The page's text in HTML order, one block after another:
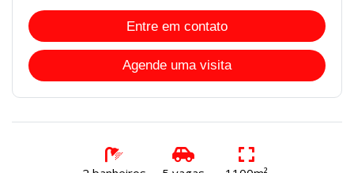
Entre em contato
Agende uma visita